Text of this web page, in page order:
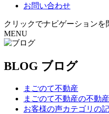
お問い合わせ
クリックでナビゲーションを
MENU
BLOG ブログ
まごのて不動産
まごのて不動産の不動
お客様の声カテゴリの